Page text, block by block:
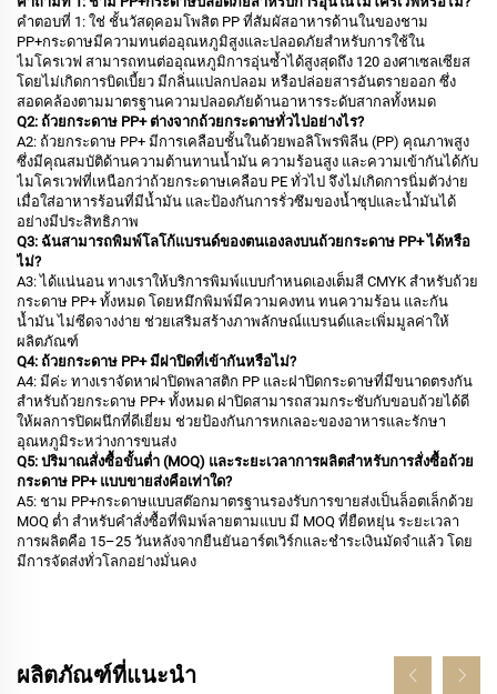
คำตอบที่ 1: ใช่ ชั้นวัสดุคอมโพสิต PP ที่สัมผัสอาหารด้านในของชาม
PP+กระดาษมีความทนต่ออุณหภูมิสูงและปลอดภัยสำหรับการใช้ใน
ไมโครเวฟ สามารถทนต่ออุณหภูมิการอุ่นซ้ำได้สูงสุดถึง 120 องศาเซลเซียส
โดยไม่เกิดการบิดเบี้ยว มีกลิ่นแปลกปลอม หรือปล่อยสารอันตรายออก ซึ่ง
สอดคล้องตามมาตรฐานความปลอดภัยด้านอาหารระดับสากลทั้งหมด
Q2: ถ้วยกระดาษ PP+ ต่างจากถ้วยกระดาษทั่วไปอย่างไร?
A2: ถ้วยกระดาษ PP+ มีการเคลือบชั้นในด้วยพอลิโพรพิลีน (PP) คุณภาพสูง
ซึ่งมีคุณสมบัติด้านความต้านทานน้ำมัน ความร้อนสูง และความเข้ากันได้กับ
ไมโครเวฟที่เหนือกว่าถ้วยกระดาษเคลือบ PE ทั่วไป จึงไม่เกิดการนิ่มตัวง่าย
เมื่อใส่อาหารร้อนที่มีน้ำมัน และป้องกันการรั่วซึมของน้ำซุปและน้ำมันได้
อย่างมีประสิทธิภาพ
Q3: ฉันสามารถพิมพ์โลโก้แบรนด์ของตนเองลงบนถ้วยกระดาษ PP+ ได้หรือ
ไม่?
A3: ได้แน่นอน ทางเราให้บริการพิมพ์แบบกำหนดเองเต็มสี CMYK สำหรับถ้วย
กระดาษ PP+ ทั้งหมด โดยหมึกพิมพ์มีความคงทน ทนความร้อน และกัน
น้ำมัน ไม่ซีดจางง่าย ช่วยเสริมสร้างภาพลักษณ์แบรนด์และเพิ่มมูลค่าให้
ผลิตภัณฑ์
Q4: ถ้วยกระดาษ PP+ มีฝาปิดที่เข้ากันหรือไม่?
A4: มีค่ะ ทางเราจัดหาฝาปิดพลาสติก PP และฝาปิดกระดาษที่มีขนาดตรงกัน
สำหรับถ้วยกระดาษ PP+ ทั้งหมด ฝาปิดสามารถสวมกระชับกับขอบถ้วยได้ดี
ให้ผลการปิดผนึกที่ดีเยี่ยม ช่วยป้องกันการหกเลอะของอาหารและรักษา
อุณหภูมิระหว่างการขนส่ง
Q5: ปริมาณสั่งซื้อขั้นต่ำ (MOQ) และระยะเวลาการผลิตสำหรับการสั่งซื้อถ้วย
กระดาษ PP+ แบบขายส่งคือเท่าใด?
A5: ชาม PP+กระดาษแบบสต๊อกมาตรฐานรองรับการขายส่งเป็นล็อตเล็กด้วย
MOQ ต่ำ สำหรับคำสั่งซื้อที่พิมพ์ลายตามแบบ มี MOQ ที่ยืดหยุ่น ระยะเวลา
การผลิตคือ 15–25 วันหลังจากยืนยันอาร์ตเวิร์กและชำระเงินมัดจำแล้ว โดย
มีการจัดส่งทั่วโลกอย่างมั่นคง
ผลิตภัณฑ์ที่แนะนำ